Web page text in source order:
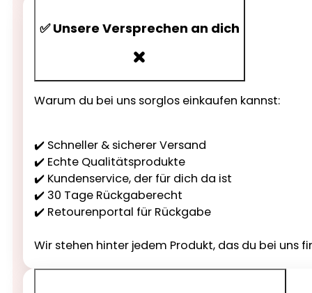
✅ Unsere Versprechen an dich
Warum du bei uns sorglos einkaufen kannst:
✔️ Schneller & sicherer Versand
✔️ Echte Qualitätsprodukte
✔️ Kundenservice, der für dich da ist
✔️ 30 Tage Rückgaberecht
✔️ Retourenportal für Rückgabe
Wir stehen hinter jedem Produkt, das du bei uns